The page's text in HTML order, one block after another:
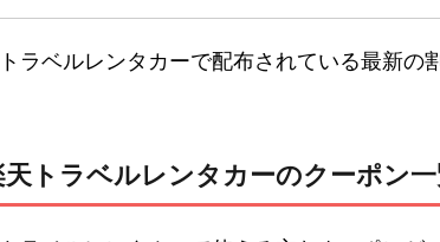
ラベルレンタカーで配布されている最新の
天トラベルレンタカーのクーポン